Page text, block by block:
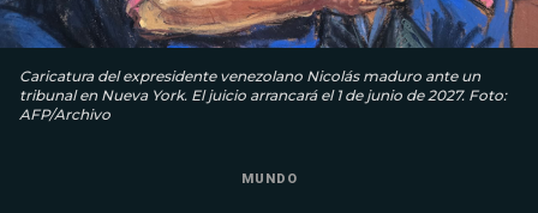
Caricatura del expresidente venezolano Nicolás maduro ante un
tribunal en Nueva York. El juicio arrancará el 1 de junio de 2027. Foto:
AFP/Archivo
MUNDO